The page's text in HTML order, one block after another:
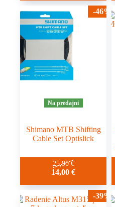
-46%
Na predajni
Shimano MTB Shifting
Cable Set Optislick
25,90€
14,00€
-39%